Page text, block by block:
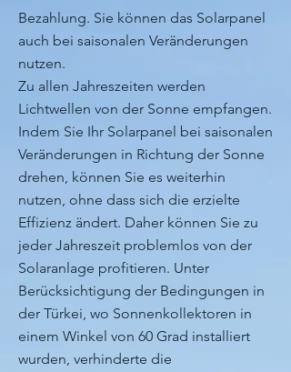
Bezahlung. Sie können das Solarpanel
auch bei saisonalen Veränderungen
nutzen.
Zu allen Jahreszeiten werden
Lichtwellen von der Sonne empfangen.
Indem Sie Ihr Solarpanel bei saisonalen
Veränderungen in Richtung der Sonne
drehen, können Sie es weiterhin
nutzen, ohne dass sich die erzielte
Effizienz ändert. Daher können Sie zu
jeder Jahreszeit problemlos von der
Solaranlage profitieren. Unter
Berücksichtigung der Bedingungen in
der Türkei, wo Sonnenkollektoren in
einem Winkel von 60 Grad installiert
wurden, verhinderte die